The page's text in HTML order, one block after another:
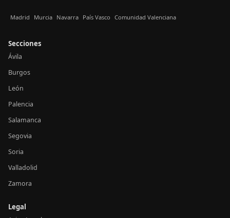
Madrid Murcia Navarra País Vasco Comunidad Valenciana
Secciones
Ávila
Burgos
León
Palencia
Salamanca
Segovia
Soria
Valladolid
Zamora
Legal